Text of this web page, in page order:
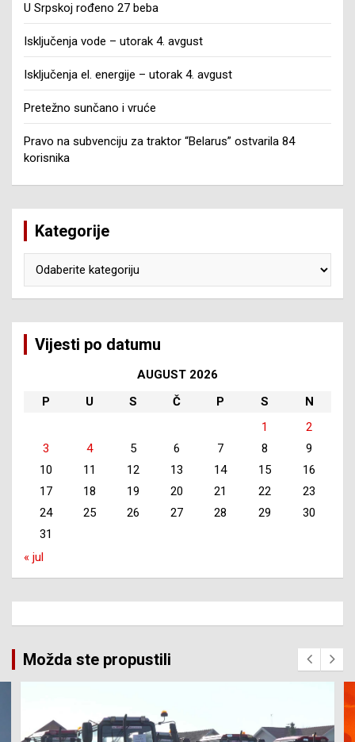
U Srpskoj rođeno 27 beba
Isključenja vode – utorak 4. avgust
Isključenja el. energije – utorak 4. avgust
Pretežno sunčano i vruće
Pravo na subvenciju za traktor “Belarus” ostvarila 84
korisnika
Kategorije
Vijesti po datumu
AUGUST 2026
P
U S Č P S
N
1
2
3
4 5 6 7 8
9
10
11 12 13 14 15
16
17
18 19 20 21 22
23
24
25 26 27 28 29
30
31
« jul
Možda ste propustili